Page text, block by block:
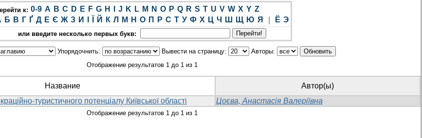
к: 0-9 A B C D E F G H J K L M N O P Q R S T U V W X Y Z
Б В Г Ґ Д Е Є Ж З И Й К Л М Н О П Р С Т У Ф Х Ц Ч Ш Щ Ю Я Ё Э
или введите несколько первых букв:
Упорядочнить: Вывести на страницу:
Авторы:
Отображение результатов 1 до 1 из 1
Название
Автор(ы)
туристичного потенціалу Київської області Цоєва, Анастасія Валеріївна
Отображение результатов 1 до 1 из 1